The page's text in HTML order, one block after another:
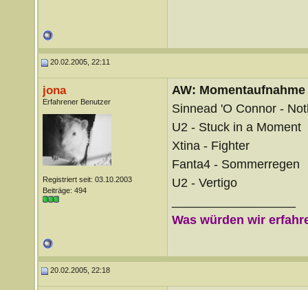
20.02.2005, 22:11
jona
Erfahrener Benutzer
Registriert seit: 03.10.2003
Beiträge: 494
AW: Momentaufnahme
Sinnead 'O Connor -
U2 - Stuck in a Moment
Xtina - Fighter
Fanta4 - Sommerregen
U2 - Vertigo
Was würden wir
20.02.2005, 22:18